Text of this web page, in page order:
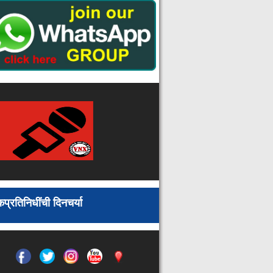
बल्लारपूरच्या पाणीपुरवठ्यावर प्रशासन
गंभीर; संयुक्त बैठकीत उपाययोजनांवर चर्चा
पंडित दीनदयाल उपाध्याय रोजगार मेळाव्याचे
१५ मे रोजी आयोजन
महा आरोग्य शिबिराच्या यशस्वी
आयोजनासाठी प्रत्येक विभागाने जबाबदारी
प्रभावीपणे पार पाडावी : मुख्य कार्यकारी
गोंडवाना विद्यापीठाच्या अधीसभेवर आ. डॉ.
देवराव होळी यांची विधानसभेचे प्रतिनिधी
म्हणून नियुक्ती
नागपूर : दिवसाढवळ्या गोळ्या झाडून माजी
पत्रकाराची हत्या
नपच्या मुख्याधिकाऱ्यांना केली निवेदन
दिनचर्या